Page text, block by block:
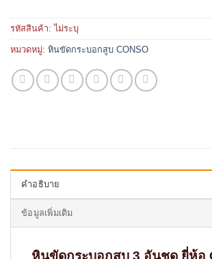
รหัสสินค้า:ไม่ระบุ
หมวดหมู่: หินขัดกระบอกสูบ CONSO
คำอธิบาย
ข้อมูลเพิ่มเติม